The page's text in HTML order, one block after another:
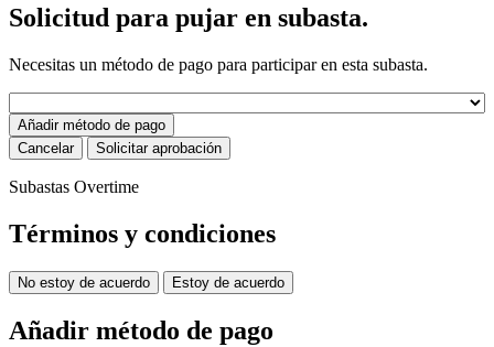
Solicitud para pujar en subasta.
Necesitas un método de pago para participar en esta subasta.
Añadir método de pago
Cancelar
Solicitar aprobación
Subastas Overtime
Términos y condiciones
No estoy de acuerdo Estoy de acuerdo
Añadir método de pago